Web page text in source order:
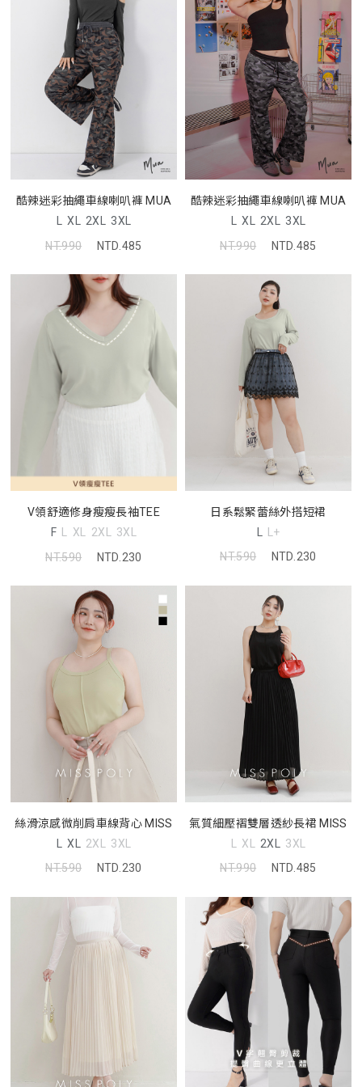
酷辣迷彩抽繩車線喇叭褲 MUA
L XL 2XL 3XL
NT.990
NTD.485
酷辣迷彩抽繩車線喇叭褲 MUA
L XL 2XL 3XL
NT.990
NTD.485
V領舒適修身瘦瘦長袖TEE
F L XL 2XL 3XL
NT.590
NTD.230
日系鬆緊蕾絲外搭短裙
L L+
NT.590
NTD.230
絲滑涼感微削肩車線背心 MISS
L XL 2XL 3XL
NT.590
NTD.230
氣質細壓褶雙層透紗長裙 MISS
L XL 2XL 3XL
NT.990
NTD.485